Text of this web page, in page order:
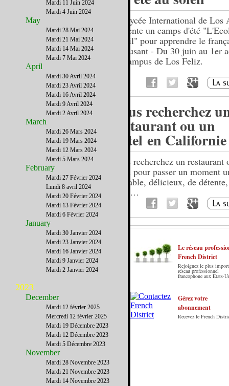
Le Lycée International de Los
présente un camps d'été
Soleil" pour apprendre le
s'amusant - Du 30 juin au 1er
au campus de Los Feliz.
Vous recherchez
restaurant ou un
hôtel en
Vous recherchez un restaurant
hôtel pour passer un moment
agréable, délicieux, de
nous…
Le French District est le premier guide sur
principe : Le meilleur des Etats-Unis par ceux qui
Le réseau
French District
Rejoignez le plus
réseau professionnel
francophone aux Etats-
Gérez votre
abonnement
Recevez le French
Mardi 11 Juin 2024
Mardi 4 Juin 2024
May
Mardi 28 Mai 2024
Mardi 21 Mai 2024
Mardi 14 Mai 2024
Mardi 7 Mai 2024
April
Mardi 30 Avril 2024
Mardi 23 Avril 2024
Mardi 16 Avril 2024
Mardi 9 Avril 2024
Mardi 2 Avril 2024
March
Mardi 26 Mars 2024
Mardi 19 Mars 2024
Mardi 12 Mars 2024
Mardi 5 Mars 2024
February
Mardi 27 Février 2024
Lundi 8 avril 2024
Mardi 20 Février 2024
Mardi 13 Février 2024
Mardi 6 Février 2024
January
Mardi 30 Janvier 2024
Mardi 23 Janvier 2024
Mardi 16 Janvier 2024
Mardi 9 Janvier 2024
Mardi 2 Janvier 2024
2023
December
Mardi 12 février 2025
Mercredi 12 février 2025
Mardi 19 Décembre 2023
Mardi 12 Décembre 2023
Mardi 5 Décembre 2023
November
Mardi 28 Novembre 2023
Mardi 21 Novembre 2023
Mardi 14 Novembre 2023